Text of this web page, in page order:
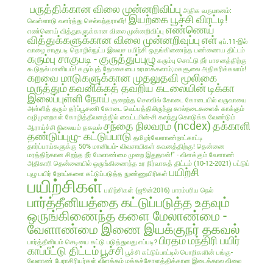
பருத்திக்கான விலை முன்னறிவிப்பு அதிக வருமானம்:
வெள்ளாடு வளர்த்து செல்வந்தராவீர்! இயற்கை பூச்சி விரட்டி!
எண்ணெய் வித்துகளுக்கான விலை முன்னறிவிப்பு எண்ணெய்
வித்துக்களுக்கான விலை முன்னறிவுப்புஎள் ஏப்.11-இல்
வாழை சாகுபடி தொழில்நுட்ப இலவச பயிற்சி ஒருங்கிணைந்த பண்ணைய திட்டம்
கரும்பு சாகுபடி - குருத்துப்புழு கரும்பு சொட்டு நீர் பாசனத்திற்கு
கூடுதல் மானியம்! கரும்புத் தோகையை உரமாக்கலாம்;மகசூலை அதிகரிக்கலாம்!
கறவை மாடுகளுக்கான முதலுதவி மூலிகை
மருத்தும்கவனிக்கத் தவறிய கடலையின் டிக்கா
இலைப்புள்ளி நோய் குறைந்த செலவில் கோடை கோடையில் வருவாயை
அள்ளித் தரும் தர்ப்பூசணி கோடை வெப்பத்திலிருந்து கால்நடைகளைக் காக்கும்
வழிமுறைகள் கோழித்தீவனத்தில் வைட்டமின்-சி கலந்து கொடுக்க வேண்டும்
ஆராய்ச்சி நிலையம் தகவல் சந்தை நிலவரம் (ncdex)தக்காளி
தண்டுப்புழு- கட்டுப்பாடு தமிழர்வேளாண்நாட்காட்டி
தார்ப்பாய்களுக்கு 50% மானியம்- விவசாயிகள் கவனத்திற்கு! தென்னை
மரத்திற்கான சிறந்த நீர் மேலாண்மை முறை இதுதான்!" - விளக்கும் வேளாண்
அதிகாரி தென்னையில் ஒருங்கிணைந்த உர நிர்வாகத் திட்டம் (10-12-2021) பட்டுப்
புழு பயிர் நோய்களை கட்டுப்படுத்த நுண்ணுயிரிகள் பயிற்சி
பயிற்சிகள் பயிற்சிகள் (ஜூன்2016) பாரம்பரிய நெல்
பார்த்தீனியத்தை கட்டுப்படுத்த உதவும்
ஒருங்கிணைந்த களை மேலாண்மை -
வேளாண்மை இணை இயக்குநர் தகவல்
பார்த்தீனியம் செடியை கட்டு படுத்துவது எப்படி? பிரதம மந்திரி பயிர்
காப்பீட்டு திட்டம்பூச்சி பூச்சி கட்டுப்பாட்டில் பொறிகளின் பங்கு-
வேளாண் பேராசிரியர்கள் விளக்கம் மக்கச்சோளத்திக்கான இடைக்கால விலை